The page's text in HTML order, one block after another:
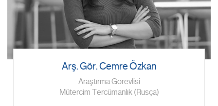
Arş. Gör. Cemre Özkan
Araştırma Görevlisi
Mütercim Tercümanlık (Rusça)